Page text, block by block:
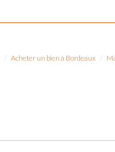
Acheter un bien à Bordeaux